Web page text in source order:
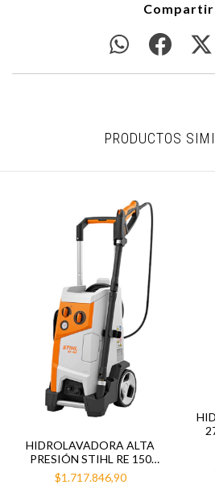
PRODUCTOS
HIDROLAVADORA ALTA
PRESIÓN STIHL RE 150
180BAR
$1.717.846,90